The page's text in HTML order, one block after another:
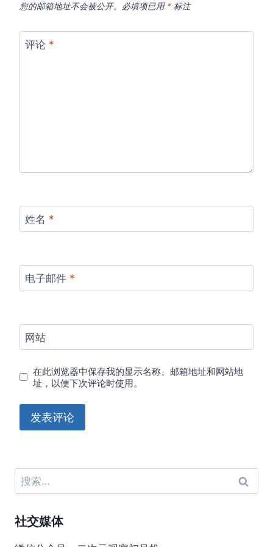
您的邮箱地址不会被公开。 必填项已用 * 标注
评论 *
姓名 *
电子邮件 *
网站
在此浏览器中保存我的显示名称、邮箱地址和网站地
址，以便下次评论时使用。
搜
索：
社交媒体